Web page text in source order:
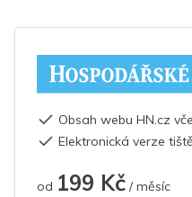
Obsah webu HN.cz
Elektronická verze
od 199 Kč / měsíc